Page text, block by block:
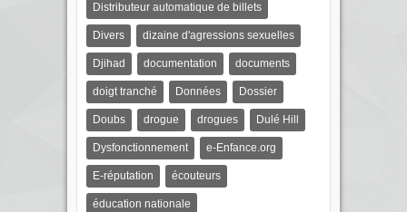
Distributeur automatique de billets
Divers dizaine d'agressions sexuelles
Djihad documentation documents
doigt tranché Données Dossier
Doubs drogue drogues Dulé Hill
Dysfonctionnement e-Enfance.org
E-réputation écouteurs
éducation nationale